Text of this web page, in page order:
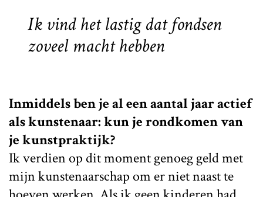
Ik vind het lastig dat fondsen
zoveel macht hebben
Inmiddels ben je al een aantal jaar actief
als kunstenaar: kun je rondkomen van
je kunstpraktijk?
Ik verdien op dit moment genoeg geld met
mijn kunstenaarschap om er niet naast te